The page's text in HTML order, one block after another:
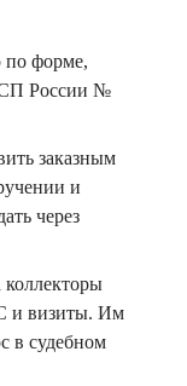
по форме,
России №
заказным
и
через
и визиты. Им
в судебном